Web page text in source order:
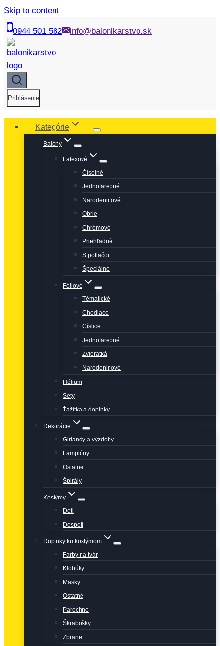
Skip to content
0944 501 582 info@balonikarstvo.sk
Prihlásenie
Kategórie
Balóny
Latexové
Číselné
Jednofarebné
Narodeninové
Obrie
Chrómové
Priehľadné
S potlačou
Špeciálne
Fóliové
Tématické
Chodiace
Číslice
Jednofarebné
Zvieratká
Narodeninové
Hélium
Sety
Ťažítka a doplnky
Dekorácie
Girlandy a výzdoby
Lampióny
Ostatné
Špirály
Kostýmy
Deti
Dospelí
Doplnky ku kostýmom
Farby na tvár
Klobúky
Masky
Ostatné
Parochne
Škrabošky
Zbrane